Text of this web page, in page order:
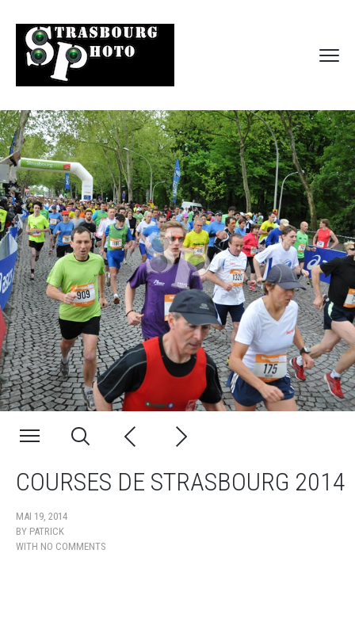
COURSES DE STRASBOURG 2014
MAI 19, 2014
BY PATRICK
WITH NO COMMENTS